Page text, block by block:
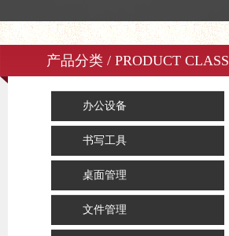
产品分类 / PRODUCT CLASS
办公设备
书写工具
桌面管理
文件管理